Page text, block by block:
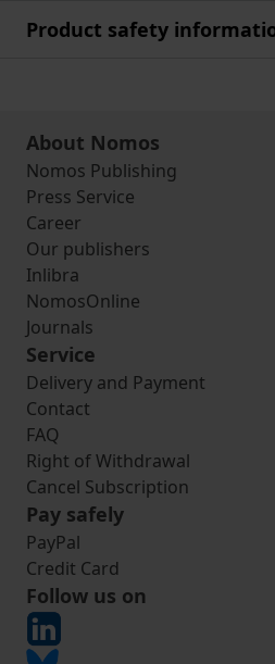
Product safety
About Nomos
Nomos Publishing
Press Service
Career
Our publishers
Inlibra
NomosOnline
Journals
Service
Delivery and Payment
Contact
FAQ
Right of Withdrawal
Cancel Subscription
Pay safely
PayPal
Credit Card
Follow us on